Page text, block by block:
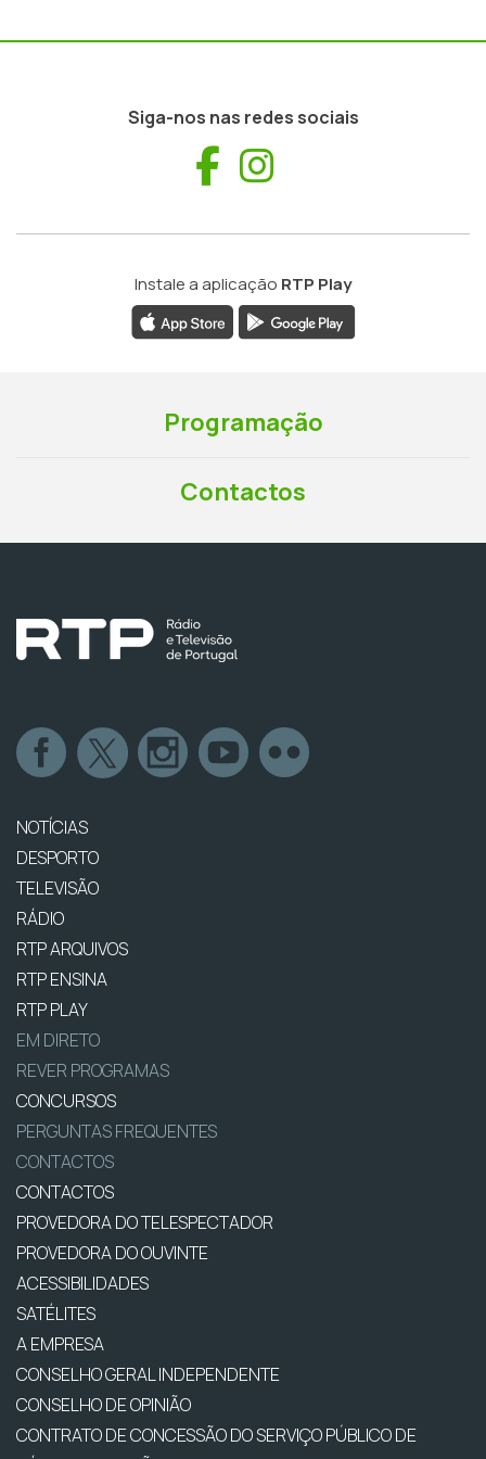
Siga-nos nas redes sociais
Facebook
Instale a aplicação RTP Play
Programação
Contactos
NOTÍCIAS
DESPORTO
TELEVISÃO
RÁDIO
RTP ARQUIVOS
RTP ENSINA
RTP PLAY
EM DIRETO
REVER PROGRAMAS
CONCURSOS
PERGUNTAS FREQUENTES
CONTACTOS
CONTACTOS
PROVEDORA DO TELESPECTADOR
PROVEDORA DO OUVINTE
ACESSIBILIDADES
SATÉLITES
A EMPRESA
CONSELHO GERAL INDEPENDENTE
CONSELHO DE OPINIÃO
CONTRATO DE CONCESSÃO DO SERVIÇO PÚBLICO DE